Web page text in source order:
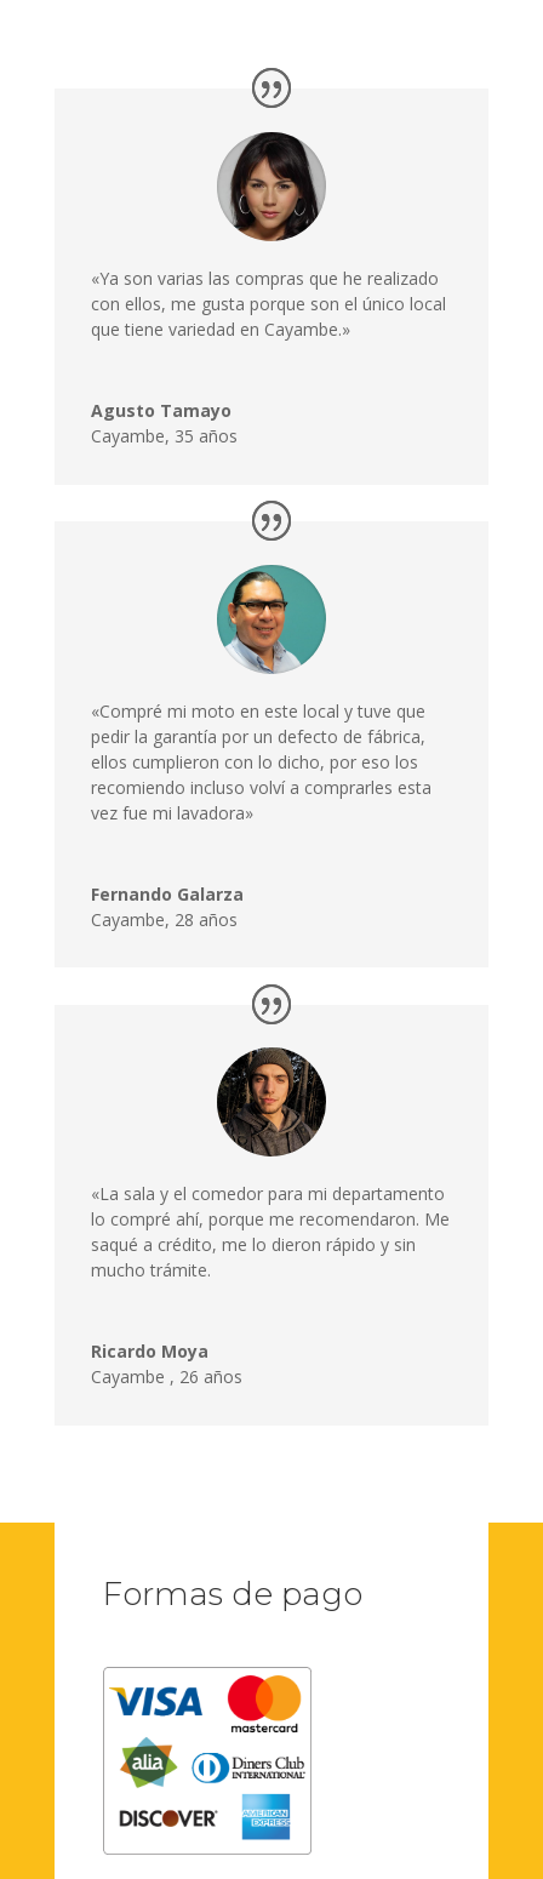
«Ya son varias las compras que he realizado
con ellos, me gusta porque son el único local
que tiene variedad en Cayambe.»
Agusto Tamayo
Cayambe, 35 años
«Compré mi moto en este local y tuve que
pedir la garantía por un defecto de fábrica,
ellos cumplieron con lo dicho, por eso los
recomiendo incluso volví a comprarles esta
vez fue mi lavadora»
Fernando Galarza
Cayambe, 28 años
«La sala y el comedor para mi departamento
lo compré ahí, porque me recomendaron. Me
saqué a crédito, me lo dieron rápido y sin
mucho trámite.
Ricardo Moya
Cayambe , 26 años
Formas de pago